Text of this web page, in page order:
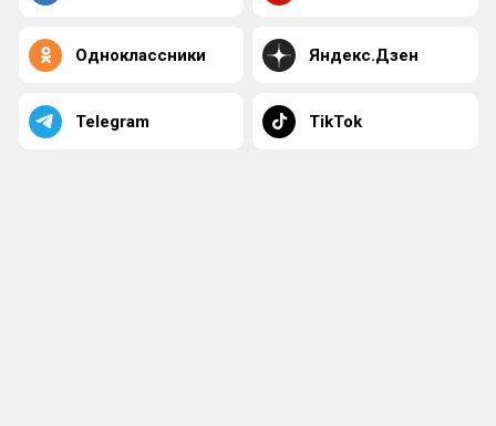
Одноклассники Яндекс.Дзен
Telegram TikTok